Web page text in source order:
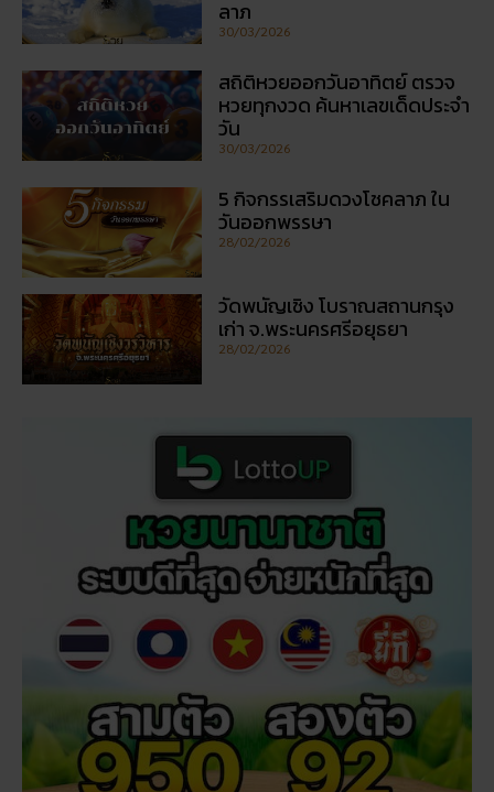
ลาภ
30/03/2026
สถิติหวยออกวันอาทิตย์ ตรวจ
หวยทุกงวด ค้นหาเลขเด็ดประจำ
วัน
30/03/2026
5 กิจกรรเสริมดวงโชคลาภ ใน
วันออกพรรษา
28/02/2026
วัดพนัญเชิง โบราณสถานกรุง
เก่า จ.พระนครศรีอยุธยา
28/02/2026